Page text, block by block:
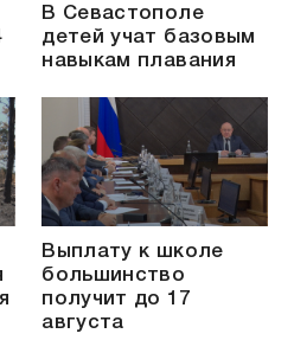
В Севастополе
детей учат базовым
навыкам плавания
Выплату к школе
большинство
получит до 17
августа